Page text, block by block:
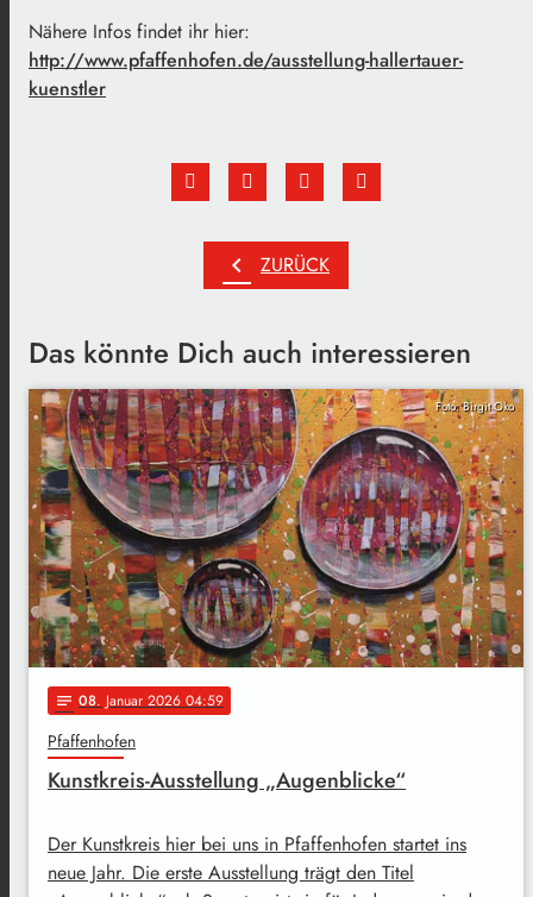
Nähere Infos findet ihr hier:
http://www.pfaffenhofen.de/ausstellung-hallertauer-
kuenstler
chevron_left ZURÜCK
Das könnte Dich auch interessieren
Foto: Birgit Oko
notes 08. Januar 2026 04:59
Pfaffenhofen
Kunstkreis-Ausstellung „Augenblicke“
Der Kunstkreis hier bei uns in Pfaffenhofen startet ins
neue Jahr. Die erste Ausstellung trägt den Titel